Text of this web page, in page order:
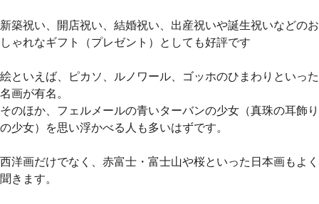
新築祝い、開店祝い、結婚祝い、出産祝いや誕生祝いなどのお
しゃれなギフト（プレゼント）としても好評です
絵といえば、ピカソ、ルノワール、ゴッホのひまわりといった
名画が有名。
そのほか、フェルメールの青いターバンの少女（真珠の耳飾り
の少女）を思い浮かべる人も多いはずです。
西洋画だけでなく、赤富士・富士山や桜といった日本画もよく
聞きます。